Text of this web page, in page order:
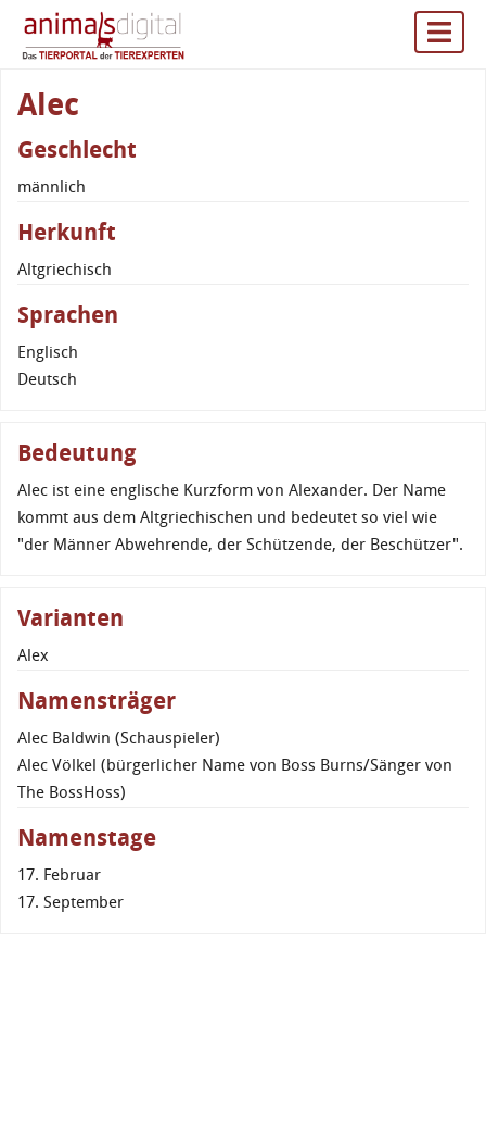
Alec
Geschlecht
männlich
Herkunft
Altgriechisch
Sprachen
Englisch
Deutsch
Bedeutung
Alec ist eine englische Kurzform von Alexander. Der Name
kommt aus dem Altgriechischen und bedeutet so viel wie
"der Männer Abwehrende, der Schützende, der Beschützer".
Varianten
Alex
Namensträger
Alec Baldwin (Schauspieler)
Alec Völkel (bürgerlicher Name von Boss Burns/Sänger von
The BossHoss)
Namenstage
17. Februar
17. September